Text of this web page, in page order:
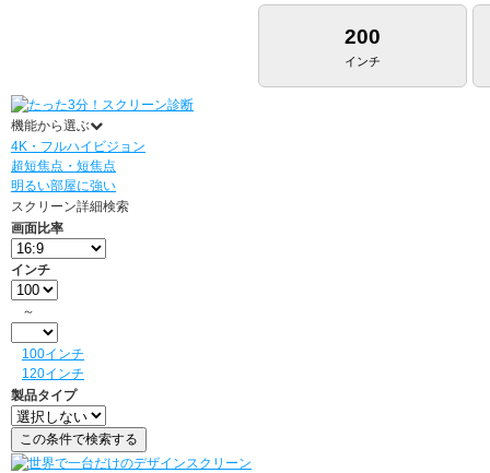
200
インチ
機能から選ぶ
4K・フルハイビジョン
超短焦点・短焦点
明るい部屋に強い
スクリーン詳細検索
画面比率
インチ
～
100インチ
120インチ
製品タイプ